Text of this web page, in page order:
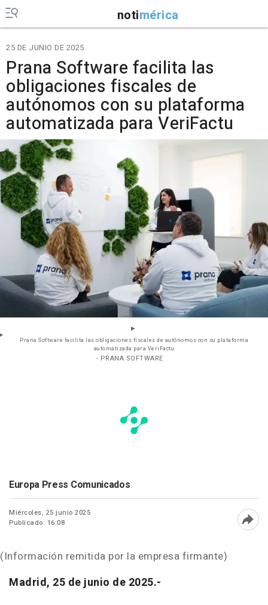
notimérica
25 DE JUNIO DE 2025
Prana Software facilita las
obligaciones fiscales de
autónomos con su plataforma
automatizada para VeriFactu
Prana Software facilita las obligaciones fiscales de autónomos con su plataforma
automatizada para VeriFactu
- PRANA SOFTWARE
Europa Press Comunicados
Miércoles, 25 junio 2025
Publicado: 16:08
(Información remitida por la empresa firmante)
Madrid, 25 de junio de 2025.-